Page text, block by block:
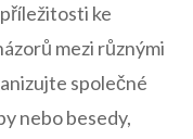
ke
mezi různými
společné
nebo besedy,